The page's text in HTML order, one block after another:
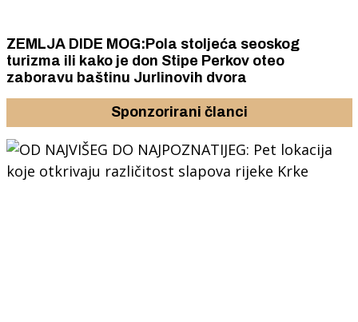
ZEMLJA DIDE MOG:Pola stoljeća seoskog
turizma ili kako je don Stipe Perkov oteo
zaboravu baštinu Jurlinovih dvora
Sponzorirani članci